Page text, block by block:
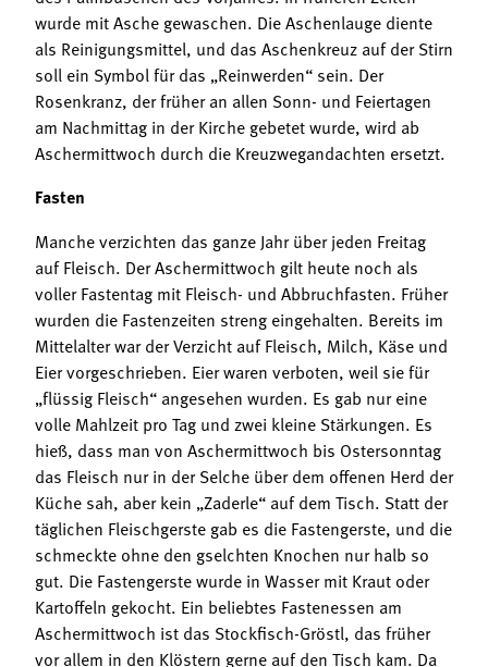
wurde mit Asche gewaschen. Die Aschenlauge diente
als Reinigungsmittel, und das Aschenkreuz auf der Stirn
soll ein Symbol für das „Reinwerden“ sein. Der
Rosenkranz, der früher an allen Sonn- und Feiertagen
am Nachmittag in der Kirche gebetet wurde, wird ab
Aschermittwoch durch die Kreuzwegandachten ersetzt.
Fasten
Manche verzichten das ganze Jahr über jeden Freitag
auf Fleisch. Der Aschermittwoch gilt heute noch als
voller Fastentag mit Fleisch- und Abbruchfasten. Früher
wurden die Fastenzeiten streng eingehalten. Bereits im
Mittelalter war der Verzicht auf Fleisch, Milch, Käse und
Eier vorgeschrieben. Eier waren verboten, weil sie für
„flüssig Fleisch“ angesehen wurden. Es gab nur eine
volle Mahlzeit pro Tag und zwei kleine Stärkungen. Es
hieß, dass man von Aschermittwoch bis Ostersonntag
das Fleisch nur in der Selche über dem offenen Herd der
Küche sah, aber kein „Zaderle“ auf dem Tisch. Statt der
täglichen Fleischgerste gab es die Fastengerste, und die
schmeckte ohne den gselchten Knochen nur halb so
gut. Die Fastengerste wurde in Wasser mit Kraut oder
Kartoffeln gekocht. Ein beliebtes Fastenessen am
Aschermittwoch ist das Stockfisch-Gröstl, das früher
vor allem in den Klöstern gerne auf den Tisch kam. Da